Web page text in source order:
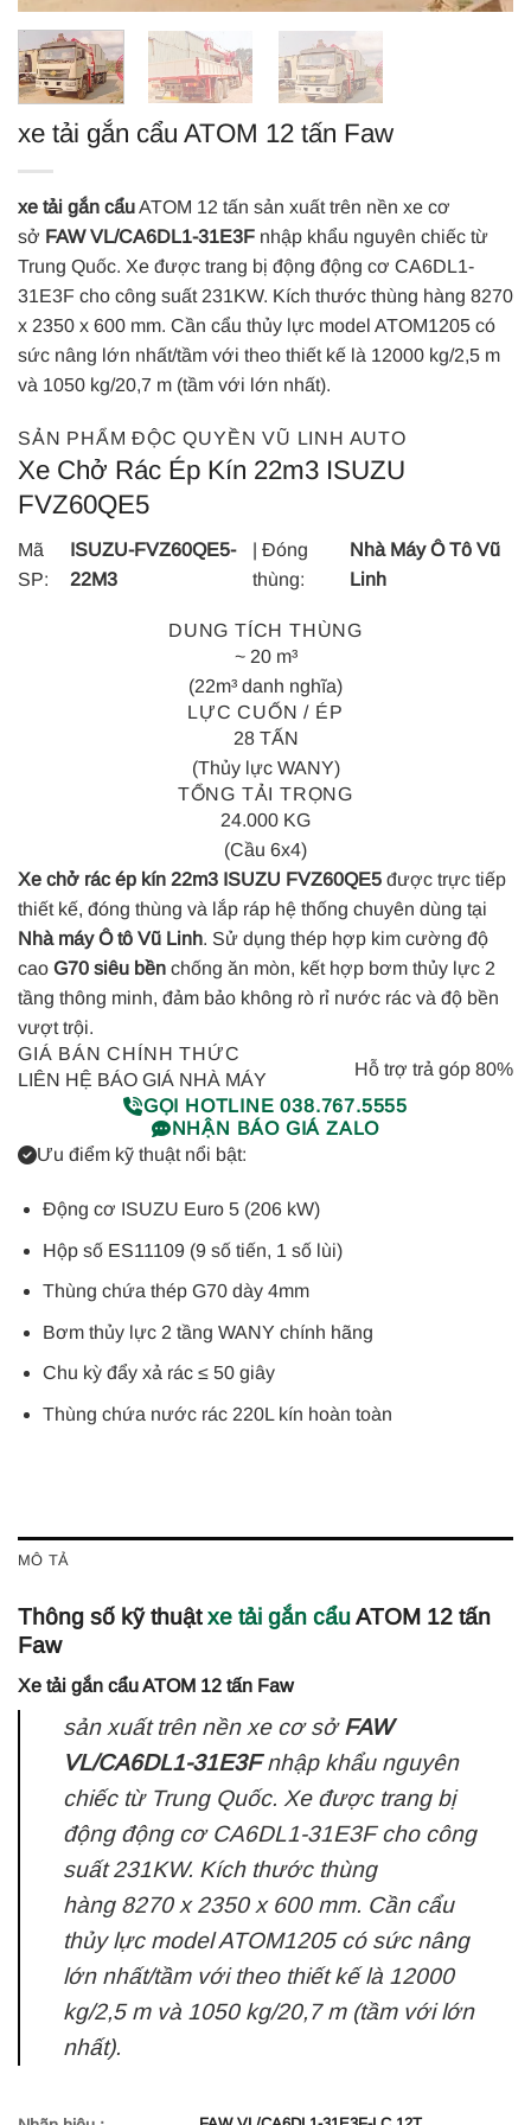
xe tải gắn cẩu ATOM 12 tấn Faw
xe tải gắn cẩuATOM 12 tấn sản xuất trên nền xe cơ
sở FAW VL/CA6DL1-31E3F nhập khẩu nguyên chiếc từ
Trung Quốc. Xe được trang bị động động cơ CA6DL1-
31E3F cho công suất 231KW. Kích thước thùng hàng 8270
x 2350 x 600 mm. Cần cẩu thủy lực model ATOM1205 có
sức nâng lớn nhất/tầm với theo thiết kế là 12000 kg/2,5 m
và 1050 kg/20,7 m (tầm với lớn nhất).
SẢN PHẨM ĐỘC QUYỀN VŨ LINH AUTO
Xe Chở Rác Ép Kín 22m3 ISUZU
FVZ60QE5
Mã
SP:
ISUZU-FVZ60QE5-
22M3
| Đóng
thùng:
Nhà Máy Ô Tô Vũ
Linh
DUNG TÍCH THÙNG
~ 20 m³
(22m³ danh nghĩa)
LỰC CUỐN / ÉP
28 TẤN
(Thủy lực WANY)
TỔNG TẢI TRỌNG
24.000 KG
(Cầu 6x4)
Xe chở rác ép kín 22m3 ISUZU FVZ60QE5 được trực tiếp
thiết kế, đóng thùng và lắp ráp hệ thống chuyên dùng tại
Nhà máy Ô tô Vũ Linh. Sử dụng thép hợp kim cường độ
cao G70 siêu bền chống ăn mòn, kết hợp bơm thủy lực 2
tầng thông minh, đảm bảo không rò rỉ nước rác và độ bền
vượt trội.
GIÁ BÁN CHÍNH THỨC
LIÊN HỆ BÁO GIÁ NHÀ MÁY
Hỗ trợ trả góp 80%
GỌI HOTLINE 038.767.5555
NHẬN BÁO GIÁ ZALO
Ưu điểm kỹ thuật nổi bật:
Động cơ ISUZU Euro 5 (206 kW)
Hộp số ES11109 (9 số tiến, 1 số lùi)
Thùng chứa thép G70 dày 4mm
Bơm thủy lực 2 tầng WANY chính hãng
Chu kỳ đẩy xả rác ≤ 50 giây
Thùng chứa nước rác 220L kín hoàn toàn
MÔ TẢ
Thông số kỹ thuậtxe tải gắn cẩuATOM 12 tấn
Faw
Xe tải gắn cẩu ATOM 12 tấn Faw
sản xuất trên nền xe cơ sởFAW
VL/CA6DL1-31E3Fnhập khẩu nguyên
chiếc từ Trung Quốc. Xe được trang bị
động động cơ CA6DL1-31E3F cho công
suất 231KW. Kích thước thùng
hàng 8270 x 2350 x 600 mm. Cần cẩu
thủy lực model ATOM1205 có sức nâng
lớn nhất/tầm với theo thiết kế là 12000
kg/2,5 m và 1050 kg/20,7 m (tầm với lớn
nhất).